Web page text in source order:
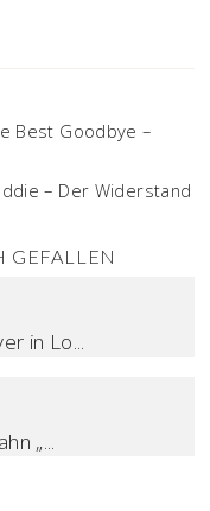
Best Goodbye –
– Der Widerstand
GEFALLEN
in Lo...
„...